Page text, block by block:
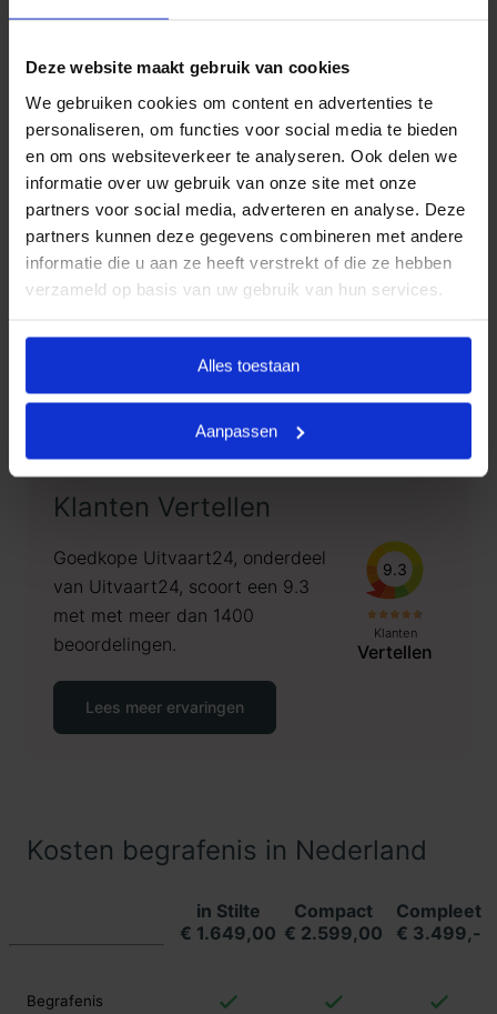
Deze website maakt gebruik van cookies
We gebruiken cookies om content en advertenties te
personaliseren, om functies voor social media te bieden
en om ons websiteverkeer te analyseren. Ook delen we
informatie over uw gebruik van onze site met onze
partners voor social media, adverteren en analyse. Deze
partners kunnen deze gegevens combineren met andere
informatie die u aan ze heeft verstrekt of die ze hebben
verzameld op basis van uw gebruik van hun services.
Alles toestaan
Aanpassen
op deze manier alleen voor datgene wat u wilt
afnemen en wat past binnen uw budget. Indien u dit
wenst, kunt u deze pakketten uiteraard uitbreiden.
Door met vaste uitvaartpakketten te werken, kan
Goedkope Uitvaart24 u een goed verzorgde,
persoonlijke en waardige begrafenis tegen een
eerlijk tarief garanderen.
ontvangen? Goedkope Uitvaart24 is 24 uur per dag
bereikbaar. Neemt u vrijblijvend contact met ons op
via telefoonnummer085 016 0685.
Klanten Vertellen
Goedkope Uitvaart24, onderdeel
van Uitvaart24, scoort een 9.3
met met meer dan 1400
beoordelingen.
9.3
Klanten
Vertellen
Lees meer ervaringen
Kosten begrafenis in Nederland
in Stilte
€ 1.649,00
Compact
€ 2.599,00
Compleet
€ 3.499,-
Begrafenis